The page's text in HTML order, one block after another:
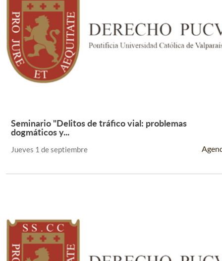
Leer Más +
Seminario "Delitos de tráfico vial: problemas
dogmáticos y...
Jueves 1 de septiembre